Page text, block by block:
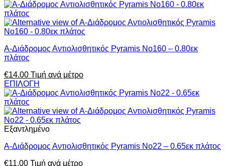
Α-Διάδρομος Αντιολισθητικός Pyramis No160 – 0.80εκ
πλάτος
€14.00 Τιμή ανά μέτρο
ΕΠΙΛΟΓΗ
Εξαντλημένο
Α-Διάδρομος Αντιολισθητικός Pyramis No22 – 0.65εκ πλάτος
€11.00 Τιμή ανά μέτρο